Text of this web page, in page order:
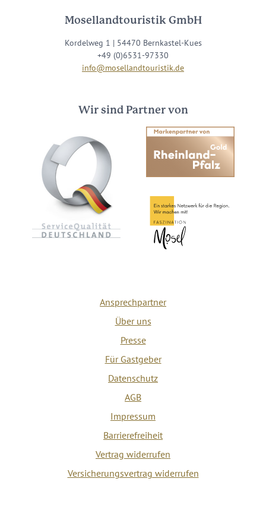
Mosellandtouristik GmbH
Kordelweg 1 | 54470 Bernkastel-Kues
+49 (0)6531-97330
info@mosellandtouristik.de
Wir sind Partner von
Ansprechpartner
Über uns
Presse
Für Gastgeber
Datenschutz
AGB
Impressum
Barrierefreiheit
Vertrag widerrufen
Versicherungsvertrag widerrufen